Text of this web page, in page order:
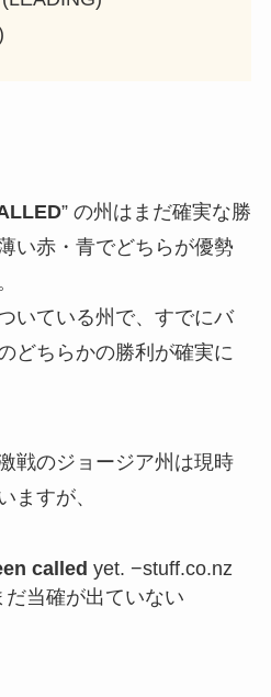
” の州はまだ確実な勝
い赤・青でどちらが優勢
いている州で、すでにバ
どちらかの勝利が確実に
戦のジョージア州は現時
ますが、
called yet. −stuff.co.nz
当確が出ていない